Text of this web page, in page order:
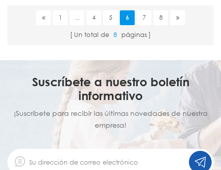
1 4 5 6 7 8
Un total de 8 páginas
Suscríbete a nuestro boletín
informativo
¡Suscríbete para recibir las últimas novedades de nuestra
empresa!